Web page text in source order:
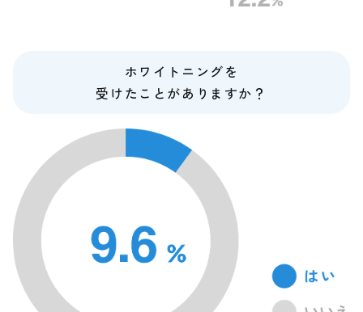
ホワイトニングを
受けたことがありますか？